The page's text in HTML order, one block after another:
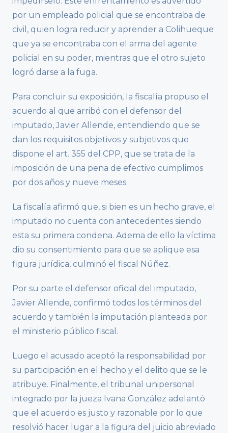
por un empleado policial que se encontraba de
civil, quien logra reducir y aprender a Colihueque
que ya se encontraba con el arma del agente
policial en su poder, mientras que el otro sujeto
logró darse a la fuga.
Para concluir su exposición, la fiscalía propuso el
acuerdo al que arribó con el defensor del
imputado, Javier Allende, entendiendo que se
dan los requisitos objetivos y subjetivos que
dispone el art. 355 del CPP, que se trata de la
imposición de una pena de efectivo cumplimos
por dos años y nueve meses.
La fiscalía afirmó que, si bien es un hecho grave, el
imputado no cuenta con antecedentes siendo
esta su primera condena. Adema de ello la víctima
dio su consentimiento para que se aplique esa
figura jurídica, culminó el fiscal Núñez.
Por su parte el defensor oficial del imputado,
Javier Allende, confirmó todos los términos del
acuerdo y también la imputación planteada por
el ministerio público fiscal.
Luego el acusado aceptó la responsabilidad por
su participación en el hecho y el delito que se le
atribuye. Finalmente, el tribunal unipersonal
integrado por la jueza Ivana González adelantó
que el acuerdo es justo y razonable por lo que
resolvió hacer lugar a la figura del juicio abreviado